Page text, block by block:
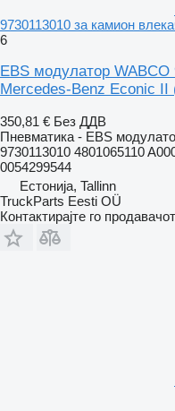
9730113010 за камион
6
EBS модулатор WABCO
Mercedes-Benz Econic II
350,81 € Без ДДВ
Пневматика - EBS
9730113010 4801065110
0054299544
Естонија, Tallinn
TruckParts Eesti OÜ
Контактирајте го продавачот